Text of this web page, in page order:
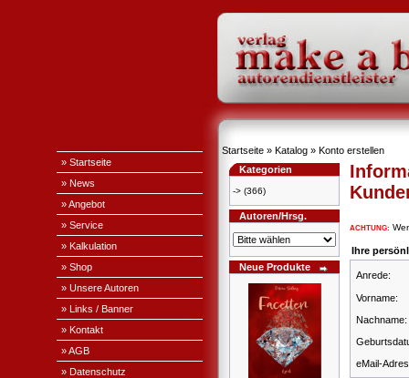
» Startseite
» News
» Angebot
» Service
» Kalkulation
» Shop
» Unsere Autoren
» Links / Banner
» Kontakt
» AGB
» Datenschutz
Startseite » Katalog » Konto erstellen
Kategorien
-> (366)
Autoren/Hrsg.
Neue Produkte
ACHTUNG:
Ihre
Anrede:
Vorname:
Nachname:
eMail-